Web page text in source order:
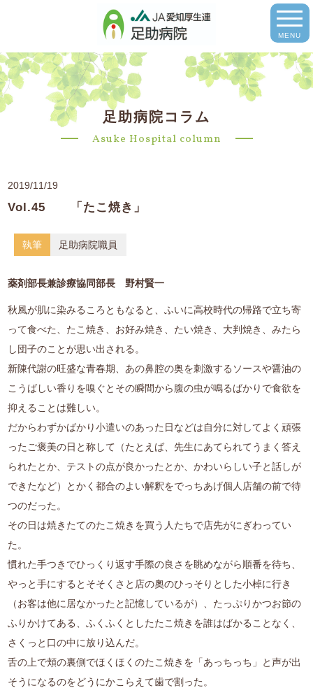
MENU
足助病院コラム
Asuke Hospital column
2019/11/19
Vol.45 「たこ焼き」
執筆 足助病院職員
薬剤部長兼診療協同部長 野村賢一
秋風が肌に染みるころともなると、ふいに高校時代の帰路で立ち寄
って食べた、たこ焼き、お好み焼き、たい焼き、大判焼き、みたら
し団子のことが思い出される。
新陳代謝の旺盛な青春期、あの鼻腔の奥を刺激するソースや醤油の
こうばしい香りを嗅ぐとその瞬間から腹の虫が鳴るばかりで食欲を
抑えることは難しい。
だからわずかばかり小遣いのあった日などは自分に対してよく頑張
ったご褒美の日と称して（たとえば、先生にあてられてうまく答え
られたとか、テストの点が良かったとか、かわいらしい子と話しが
できたなど）とかく都合のよい解釈をでっちあげ個人店舗の前で待
つのだった。
その日は焼きたてのたこ焼きを買う人たちで店先がにぎわってい
た。
慣れた手つきでひっくり返す手際の良さを眺めながら順番を待ち、
やっと手にするとそそくさと店の奧のひっそりとした小棹に行き
（お客は他に居なかったと記憶しているが）、たっぷりかつお節の
ふりかけてある、ふくふくとしたたこ焼きを誰はばかることなく、
さくっと口の中に放り込んだ。
舌の上で頬の裏側でほくほくのたこ焼きを「あっちっち」と声が出
そうになるのをどうにかこらえて歯で割った。